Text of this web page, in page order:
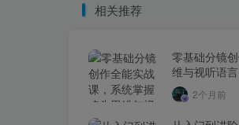
相关推荐
零基础分镜
维与视听语
2个月前